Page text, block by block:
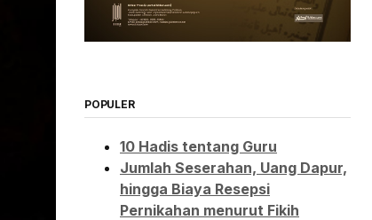
POPULER
10 Hadis tentang Guru
Jumlah Seserahan, Uang Dapur,
hingga Biaya Resepsi
Pernikahan menurut Fikih